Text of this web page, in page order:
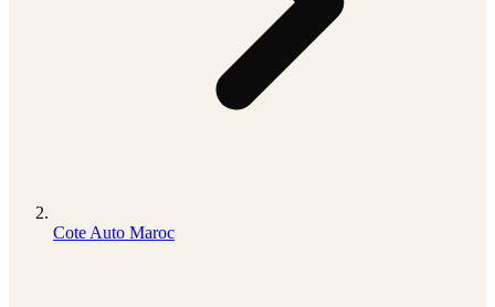
Cote Auto Maroc